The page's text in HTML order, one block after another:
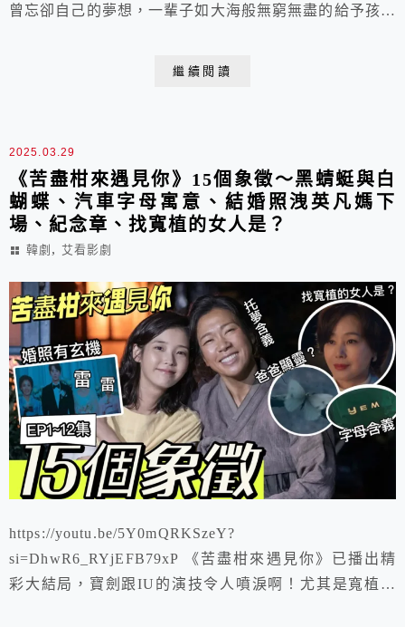
曾忘卻自己的夢想，一輩子如大海般無窮無盡的給予孩子
繼續閱讀
2025.03.29
《苦盡柑來遇見你》15個象徵～黑蜻蜓與白
蝴蝶、汽車字母寓意、結婚照洩英凡媽下
場、紀念章、找寬植的女人是？
韓劇 , 艾看影劇
https://youtu.be/5Y0mQRKSzeY?
si=DhwR6_RYjEFB79xP 《苦盡柑來遇見你》已播出精
彩大結局，寶劍跟IU的演技令人噴淚啊！尤其是寬植填